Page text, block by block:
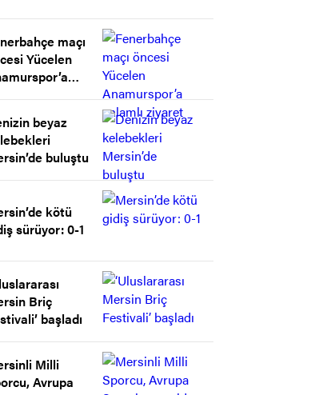
maçı
Yücelen
beyaz
buluştu
kötü
sürüyor: 0-1
Briç
başladı
Milli
Avrupa